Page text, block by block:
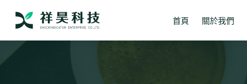
要
容
首頁 關於我們